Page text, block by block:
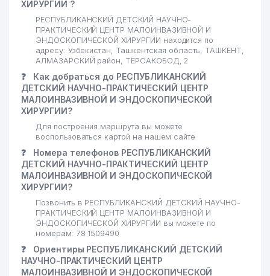
ХИРУРГИИ ?
РЕСПУБЛИКАНСКИЙ ДЕТСКИЙ НАУЧНО-
ПРАКТИЧЕСКИЙ ЦЕНТР МАЛОИНВАЗИВНОЙ И
ЭНДОСКОПИЧЕСКОЙ ХИРУРГИИ находится по
адресу: Узбекистан, Ташкентская область, ТАШКЕНТ,
АЛМАЗАРСКИЙ район, ТЕРСАКОБОД, 2
❓
Как добраться до РЕСПУБЛИКАНСКИЙ
ДЕТСКИЙ НАУЧНО-ПРАКТИЧЕСКИЙ ЦЕНТР
МАЛОИНВАЗИВНОЙ И ЭНДОСКОПИЧЕСКОЙ
ХИРУРГИИ?
Для построения маршрута вы можете
воспользоваться картой на нашем сайте
❓
Номера телефонов РЕСПУБЛИКАНСКИЙ
ДЕТСКИЙ НАУЧНО-ПРАКТИЧЕСКИЙ ЦЕНТР
МАЛОИНВАЗИВНОЙ И ЭНДОСКОПИЧЕСКОЙ
ХИРУРГИИ?
Позвонить в РЕСПУБЛИКАНСКИЙ ДЕТСКИЙ НАУЧНО-
ПРАКТИЧЕСКИЙ ЦЕНТР МАЛОИНВАЗИВНОЙ И
ЭНДОСКОПИЧЕСКОЙ ХИРУРГИИ вы можете по
номерам: 78 1509490
❓
Ориентиры РЕСПУБЛИКАНСКИЙ ДЕТСКИЙ
НАУЧНО-ПРАКТИЧЕСКИЙ ЦЕНТР
МАЛОИНВАЗИВНОЙ И ЭНДОСКОПИЧЕСКОЙ